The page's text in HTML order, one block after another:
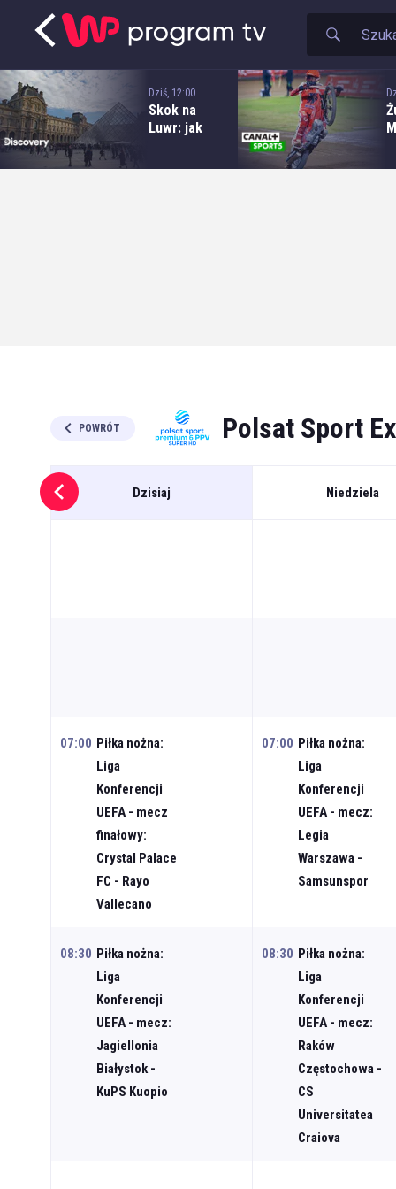
Dziś, 12:00
Skok na
Luwr: jak
POWRÓT Polsat Sport
Dzisiaj Niedziela
07:00 Piłka nożna:
Liga
Konferencji
UEFA - mecz
finałowy:
Crystal Palace
FC - Rayo
Vallecano
07:00 Piłka nożna:
Liga
Konferencji
UEFA - mecz:
Legia
Warszawa -
Samsunspor
08:30 Piłka nożna:
Liga
Konferencji
UEFA - mecz:
Jagiellonia
Białystok -
KuPS Kuopio
08:30 Piłka nożna:
Liga
Konferencji
UEFA - mecz:
Raków
Częstochowa -
CS
Universitatea
Craiova